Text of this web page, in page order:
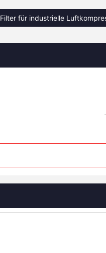
Filter für industrielle